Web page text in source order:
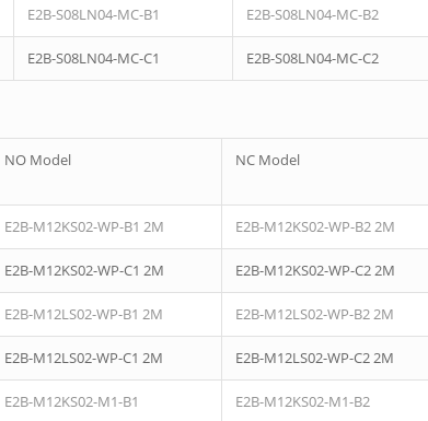
E2B-S08LN04-MC-B1 E2B-S08LN04-MC-B2
E2B-S08LN04-MC-C1 E2B-S08LN04-MC-C2
NO Model NC Model
E2B-M12KS02-WP-B1 2M E2B-M12KS02-WP-B2 2M
E2B-M12KS02-WP-C1 2M E2B-M12KS02-WP-C2 2M
E2B-M12LS02-WP-B1 2M E2B-M12LS02-WP-B2 2M
E2B-M12LS02-WP-C1 2M E2B-M12LS02-WP-C2 2M
E2B-M12KS02-M1-B1 E2B-M12KS02-M1-B2